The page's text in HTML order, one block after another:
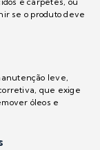
se o produto deve
leve,
que exige
óleos e